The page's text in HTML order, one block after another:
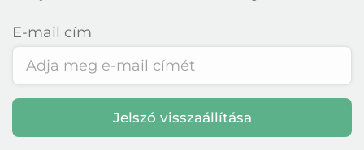
E-mail cím
Jelszó visszaállítása